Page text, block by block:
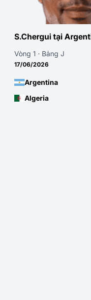
S.Chergui tại
Vòng 1 · Bảng J
17/06/2026
Argentina
Algeria